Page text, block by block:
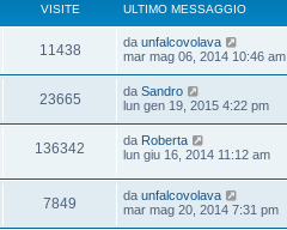
VISITE ULTIMO MESSAGGIO
11438V
i
i
U
l
m
o
m
e
s
a
g
g
i
da unfalcovolava
mar mag 06, 2014 10:46 am
23665V
i
U
l
m
o
m
e
s
s
da Sandro
lun gen 19, 2015 4:22 pm
136342
i
U
l
i
m
o
m
da Roberta
lun giu 16, 2014 11:12 am
7849
U
l
da unfalcovolava
mar mag 20, 2014 7:31 pm